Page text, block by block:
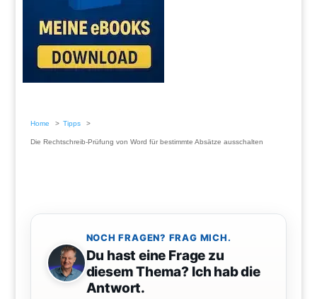
Home Tipps
Die Rechtschreib-Prüfung von Word für bestimmte Absätze ausschalten
NOCH FRAGEN? FRAG MICH.
Du hast eine Frage zu
diesem Thema? Ich hab die
Antwort.